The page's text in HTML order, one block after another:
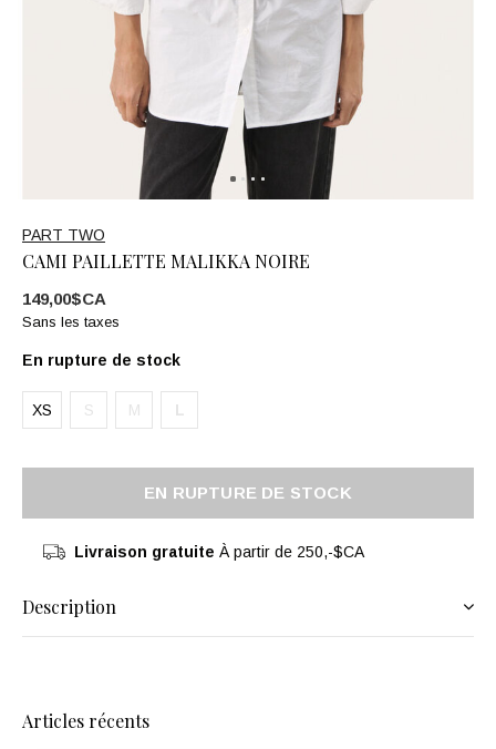
PART TWO
CAMI PAILLETTE MALIKKA NOIRE
149,00$CA
Sans les taxes
En rupture de stock
XS S M L
EN RUPTURE DE STOCK
Livraison gratuite À partir de 250,-$CA
Description
Articles récents